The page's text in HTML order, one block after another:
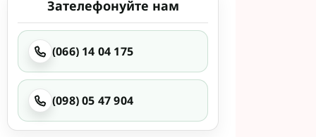
Раундап
Зателефонуйте нам
(066) 14 04 175
(098) 05 47 904